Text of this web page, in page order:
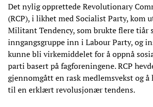
Det nylig opprettede Revolutionary
(RCP), i likhet med Socialist Party, kom
Militant Tendency, som brukte flere tiår
inngangsgruppe inn i Labour Party, og
kunne bli virkemiddelet for å oppnå
parti basert på fagforeningene. RCP
gjennomgått en rask medlemsvekst og å
til en erklært revolusjonær tendens.